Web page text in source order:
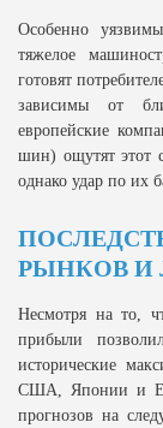
Особенно
тяжелое
готовят
зависимы от
европейские
шин) ощутят этот
однако удар по их
РЫНКОВ И
Несмотря на то,
прибыли
исторические
США, Японии и
прогнозов на